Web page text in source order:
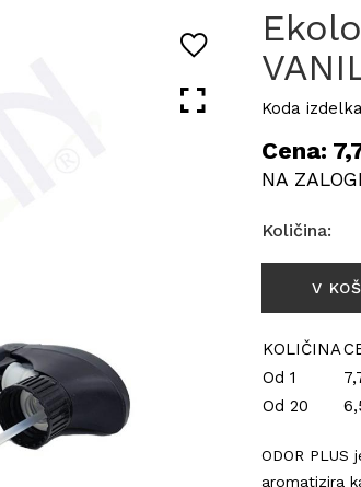
Koda
Cena:
NA
Količina:
KOLIČINA
Od 1
Od 20
ODOR
aromatizira